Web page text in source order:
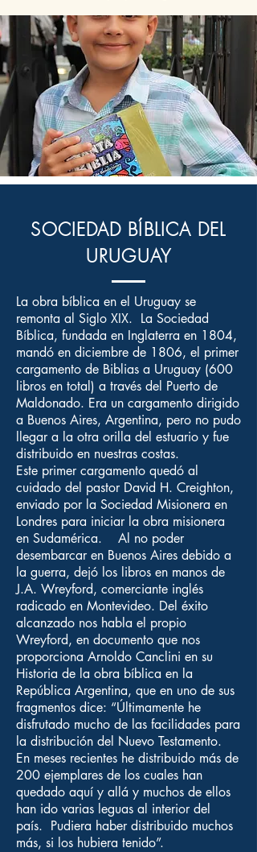
SOCIEDAD BÍBLICA DEL
URUGUAY
La obra bíblica en el Uruguay se
remonta al Siglo XIX. La Sociedad
Bíblica, fundada en Inglaterra en 1804,
mandó en diciembre de 1806, el primer
cargamento de Biblias a Uruguay (600
libros en total) a través del Puerto de
Maldonado. Era un cargamento dirigido
a Buenos Aires, Argentina, pero no pudo
llegar a la otra orilla del estuario y fue
distribuido en nuestras costas.
Este primer cargamento quedó al
cuidado del pastor David H. Creighton,
enviado por la Sociedad Misionera en
Londres para iniciar la obra misionera
en Sudamérica. Al no poder
desembarcar en Buenos Aires debido a
la guerra, dejó los libros en manos de
J.A. Wreyford, comerciante inglés
radicado en Montevideo. Del éxito
alcanzado nos habla el propio
Wreyford, en documento que nos
proporciona Arnoldo Canclini en su
Historia de la obra bíblica en la
República Argentina, que en uno de sus
fragmentos dice: “Últimamente he
disfrutado mucho de las facilidades para
la distribución del Nuevo Testamento.
En meses recientes he distribuido más de
200 ejemplares de los cuales han
quedado aquí y allá y muchos de ellos
han ido varias leguas al interior del
país. Pudiera haber distribuido muchos
más, si los hubiera tenido”.